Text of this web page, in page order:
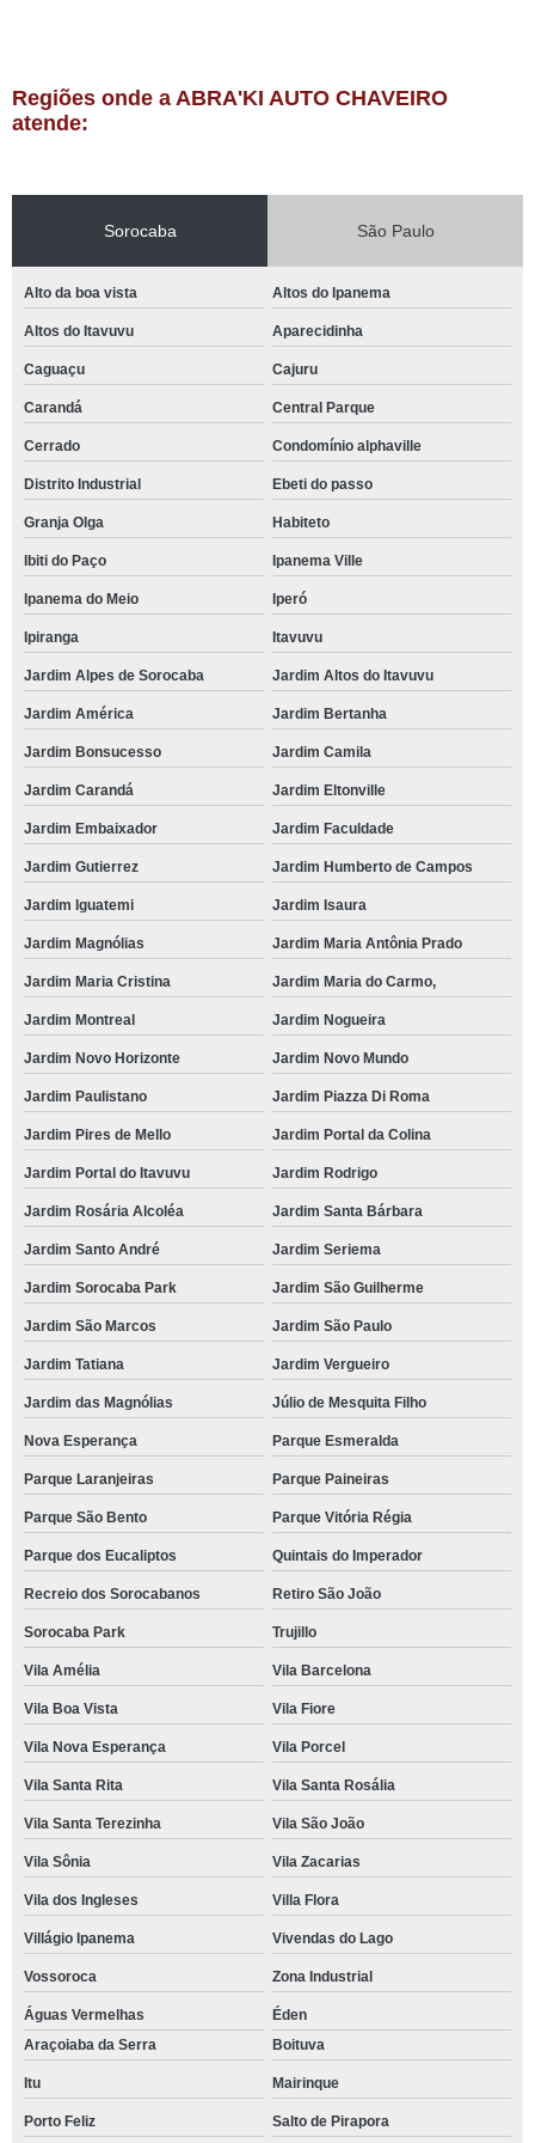
Regiões onde a ABRA'KI AUTO CHAVEIRO
atende:
Sorocaba São Paulo
Alto da boa vista Altos do Ipanema
Altos do Itavuvu Aparecidinha
Caguaçu Cajuru
Carandá Central Parque
Cerrado Condomínio alphaville
Distrito Industrial Ebeti do passo
Granja Olga Habiteto
Ibiti do Paço Ipanema Ville
Ipanema do Meio Iperó
Ipiranga Itavuvu
Jardim Alpes de Sorocaba Jardim Altos do Itavuvu
Jardim América Jardim Bertanha
Jardim Bonsucesso Jardim Camila
Jardim Carandá Jardim Eltonville
Jardim Embaixador Jardim Faculdade
Jardim Gutierrez Jardim Humberto de Campos
Jardim Iguatemi Jardim Isaura
Jardim Magnólias Jardim Maria Antônia Prado
Jardim Maria Cristina Jardim Maria do Carmo,
Jardim Montreal Jardim Nogueira
Jardim Novo Horizonte Jardim Novo Mundo
Jardim Paulistano Jardim Piazza Di Roma
Jardim Pires de Mello Jardim Portal da Colina
Jardim Portal do Itavuvu Jardim Rodrigo
Jardim Rosária Alcoléa Jardim Santa Bárbara
Jardim Santo André Jardim Seriema
Jardim Sorocaba Park Jardim São Guilherme
Jardim São Marcos Jardim São Paulo
Jardim Tatiana Jardim Vergueiro
Jardim das Magnólias Júlio de Mesquita Filho
Nova Esperança Parque Esmeralda
Parque Laranjeiras Parque Paineiras
Parque São Bento Parque Vitória Régia
Parque dos Eucaliptos Quintais do Imperador
Recreio dos Sorocabanos Retiro São João
Sorocaba Park Trujillo
Vila Amélia Vila Barcelona
Vila Boa Vista Vila Fiore
Vila Nova Esperança Vila Porcel
Vila Santa Rita Vila Santa Rosália
Vila Santa Terezinha Vila São João
Vila Sônia Vila Zacarias
Vila dos Ingleses Villa Flora
Villágio Ipanema Vivendas do Lago
Vossoroca Zona Industrial
Águas Vermelhas
Éden
Araçoiaba da Serra
Boituva
Itu Mairinque
Porto Feliz Salto de Pirapora